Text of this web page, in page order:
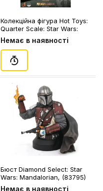
Колекційна фігура Hot Toys:
Quarter Scale: Star Wars:
The Mandalorian: The
Mandalorian & Grogu (Set),
(607041)
Немає в наявності
Бюст Diamond Select: Star
Wars: Mandalorian, (83795)
Немає в наявності